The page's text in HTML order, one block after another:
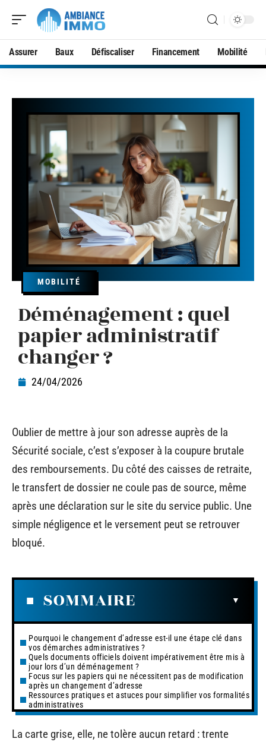
Assurer Baux Défiscaliser Financement Mobilité
MOBILITÉ
Déménagement : quel
papier administratif
changer ?
24/04/2026
Oublier de mettre à jour son adresse auprès de la
Sécurité sociale, c’est s’exposer à la coupure brutale
des remboursements. Du côté des caisses de retraite,
le transfert de dossier ne coule pas de source, même
après une déclaration sur le site du service public. Une
simple négligence et le versement peut se retrouver
bloqué.
SOMMAIRE
Pourquoi le changement d’adresse est-il une étape clé dans
vos démarches administratives ?
Quels documents officiels doivent impérativement être mis à
jour lors d’un déménagement ?
Focus sur les papiers qui ne nécessitent pas de modification
après un changement d’adresse
Ressources pratiques et astuces pour simplifier vos formalités
administratives
La carte grise, elle, ne tolère aucun retard : trente